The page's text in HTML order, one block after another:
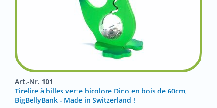
Art.-Nr. 101
Tirelire à billes verte bicolore Dino en bois de 60cm,
BigBellyBank - Made in Switzerland !